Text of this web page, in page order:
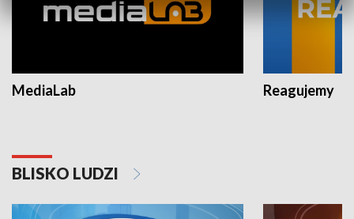
MediaLab Reagujemy
BLISKO LUDZI